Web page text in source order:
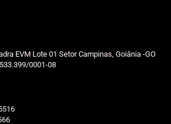
EVM Lote 01 Setor Campinas, Goiânia -GO
0001-08